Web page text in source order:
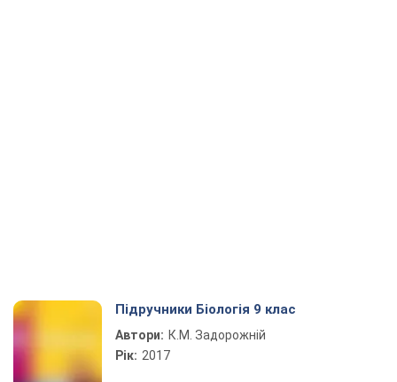
Підручники Біологія 9 клас
Автори: К.М. Задорожній
Рік: 2017